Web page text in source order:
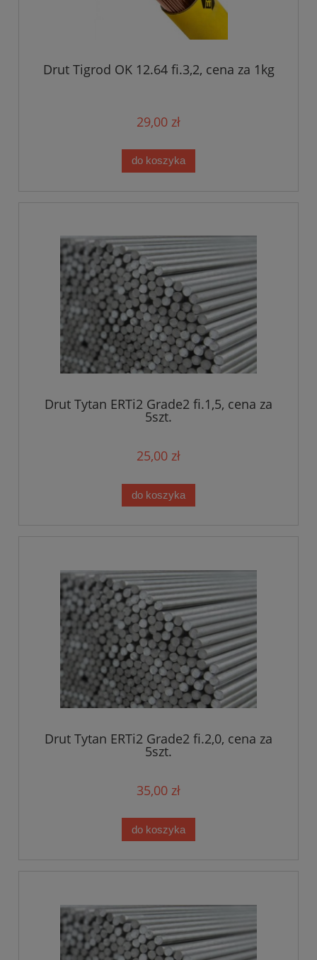
Drut Tigrod OK 12.64 fi.3,2, cena za 1kg
29,00 zł
do koszyka
Drut Tytan ERTi2 Grade2 fi.1,5, cena za
5szt.
25,00 zł
do koszyka
Drut Tytan ERTi2 Grade2 fi.2,0, cena za
5szt.
35,00 zł
do koszyka